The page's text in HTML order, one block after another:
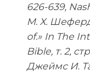
626-639,
М. Х.
of.» In The
Bible, т. 2,
Джеймс И.